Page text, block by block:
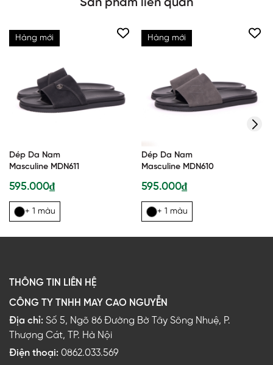
Hàng mới
Dép Da Nam
Masculine MDN611
595.000₫
+ 1 màu
Hàng mới
Dép Da Nam
Masculine MDN610
595.000₫
+ 1 màu
THÔNG TIN LIÊN HỆ
CÔNG TY TNHH MAY CAO NGUYỄN
Địa chỉ: Số 5, Ngõ 86 Đường Bờ Tây Sông Nhuệ, P.
Thượng Cát, TP. Hà Nội
Điện thoại: 0862.033.569